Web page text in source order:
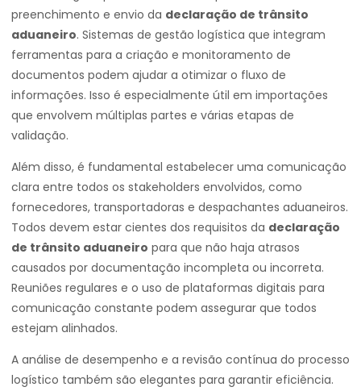
preenchimento e envio da declaração de trânsito
aduaneiro. Sistemas de gestão logística que integram
ferramentas para a criação e monitoramento de
documentos podem ajudar a otimizar o fluxo de
informações. Isso é especialmente útil em importações
que envolvem múltiplas partes e várias etapas de
validação.
Além disso, é fundamental estabelecer uma comunicação
clara entre todos os stakeholders envolvidos, como
fornecedores, transportadoras e despachantes aduaneiros.
Todos devem estar cientes dos requisitos da declaração
de trânsito aduaneiro para que não haja atrasos
causados por documentação incompleta ou incorreta.
Reuniões regulares e o uso de plataformas digitais para
comunicação constante podem assegurar que todos
estejam alinhados.
A análise de desempenho e a revisão contínua do processo
logístico também são elegantes para garantir eficiência.